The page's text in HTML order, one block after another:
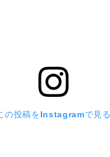
の投稿をInstagramで見る